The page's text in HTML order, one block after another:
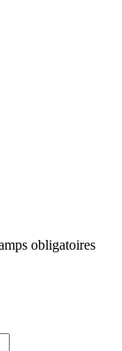
obligatoires